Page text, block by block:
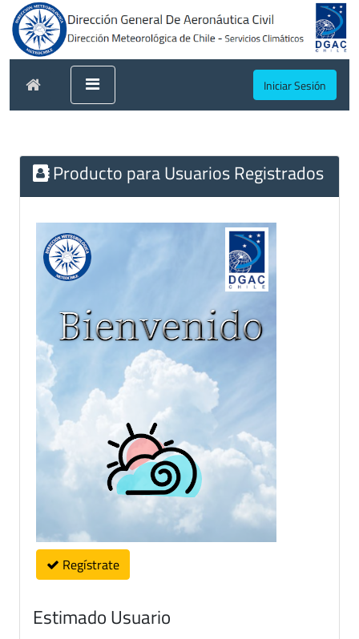
Iniciar Sesión
Producto para Usuarios Registrados
Regístrate
Estimado Usuario